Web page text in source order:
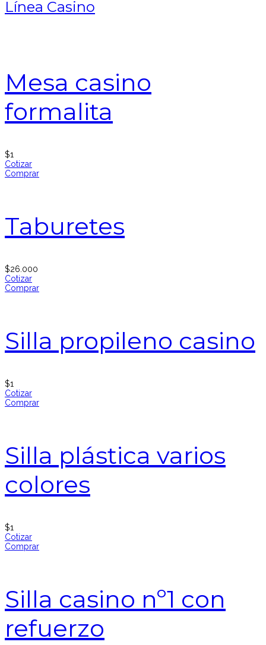
Línea Casino
Mesa casino
formalita
$1
Cotizar
Comprar
Taburetes
$26.000
Cotizar
Comprar
Silla propileno casino
$1
Cotizar
Comprar
Silla plástica varios
colores
$1
Cotizar
Comprar
Silla casino nº1 con
refuerzo